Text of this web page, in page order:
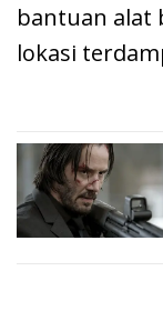
bantuan alat
lokasi